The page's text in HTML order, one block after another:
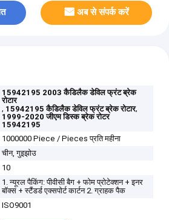
अब से संपर्क करें
15942195 2003 कैडिलैक डेविल फ्रंट ब्रेक
रोटार
, 15942195 कैडिलैक डेविल फ्रंट ब्रेक रोटार,
1999-2020 जीएम डिस्क ब्रेक रोटर
15942195
1000000 Piece / Pieces प्रति महीना
चीन, गुइझोउ
10
1. न्यूरल पैकिंग: पीवीसी बैग + फोम प्रोटेक्शन + इनर
बॉक्स + स्टैंडर्ड एक्सपोर्ट कार्टन 2. ग्राहक पैक
ISO9001